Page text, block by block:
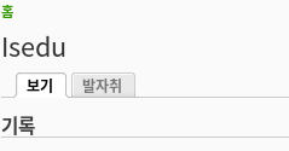
현재 위치
홈
Isedu
기본탭
보기
발자취
기록